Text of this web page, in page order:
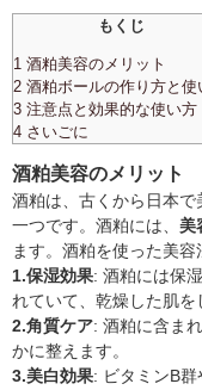
もくじ
1 酒粕美容のメリット
2 酒粕ボールの作り方と使
3 注意点と効果的な使い方
4 さいごに
酒粕美容のメリット
酒粕は、古くから日本
一つです。酒粕には、 美
ます。酒粕を使った美容
1.保湿効果: 酒粕には保
れていて、乾燥した肌を
2.角質ケア: 酒粕に含ま
かに整えます。
3.美白効果: ビタミンB